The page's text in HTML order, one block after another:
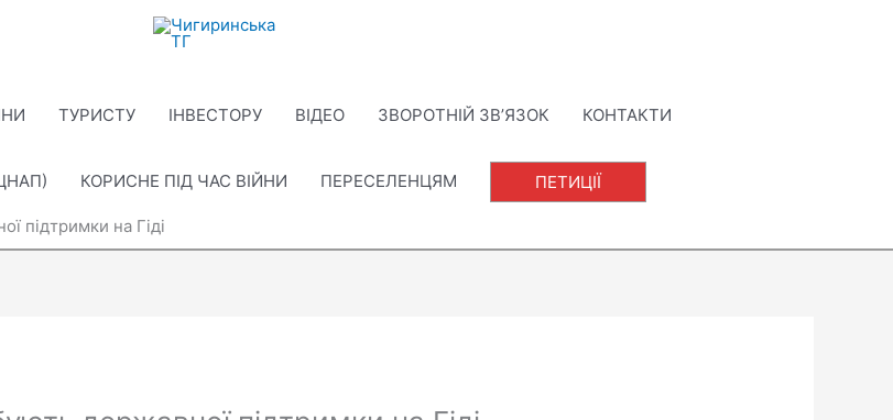
ТУРИСТУ ІНВЕСТОРУ ВІДЕО ЗВОРОТНІЙ ЗВ’ЯЗОК КОНТАКТИ
КОРИСНЕ ПІД ЧАС ВІЙНИ ПЕРЕСЕЛЕНЦЯМ ПЕТИЦІЇ
підтримки на Гіді